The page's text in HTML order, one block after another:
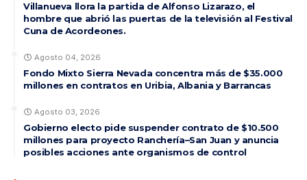
Villanueva llora la partida de Alfonso Lizarazo, el
hombre que abrió las puertas de la televisión al Festival
Cuna de Acordeones.
Agosto 04, 2026
Fondo Mixto Sierra Nevada concentra más de $35.000
millones en contratos en Uribia, Albania y Barrancas
Agosto 03, 2026
Gobierno electo pide suspender contrato de $10.500
millones para proyecto Ranchería–San Juan y anuncia
posibles acciones ante organismos de control